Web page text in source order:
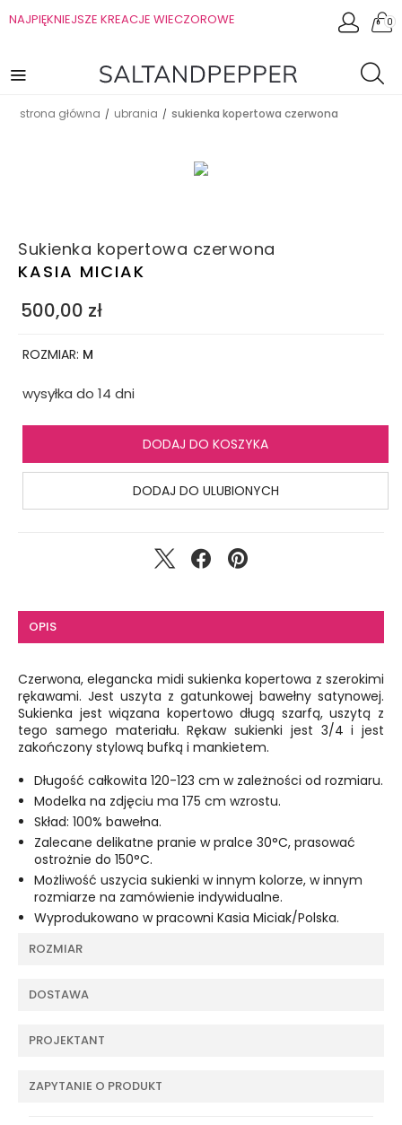
NAJPIĘKNIEJSZE KREACJE WIECZOROWE 0
strona główna / ubrania / sukienka kopertowa czerwona
Sukienka kopertowa czerwona
KASIA MICIAK
500,00 zł
ROZMIAR: M
wysyłka do 14 dni
DODAJ DO KOSZYKA
DODAJ DO ULUBIONYCH
OPIS
Czerwona, elegancka midi sukienka kopertowa z szerokimi
rękawami. Jest uszyta z gatunkowej bawełny satynowej.
Sukienka jest wiązana kopertowo długą szarfą, uszytą z
tego samego materiału. Rękaw sukienki jest 3/4 i jest
zakończony stylową bufką i mankietem.
Długość całkowita 120-123 cm w zależności od rozmiaru.
Modelka na zdjęciu ma 175 cm wzrostu.
Skład: 100% bawełna.
Zalecane delikatne pranie w pralce 30°C, prasować
ostrożnie do 150°C.
Możliwość uszycia sukienki w innym kolorze, w innym
rozmiarze na zamówienie indywidualne.
Wyprodukowano w pracowni Kasia Miciak/Polska.
ROZMIAR
DOSTAWA
PROJEKTANT
ZAPYTANIE O PRODUKT